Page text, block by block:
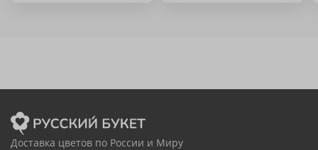
Доставка цветов по России и Миру